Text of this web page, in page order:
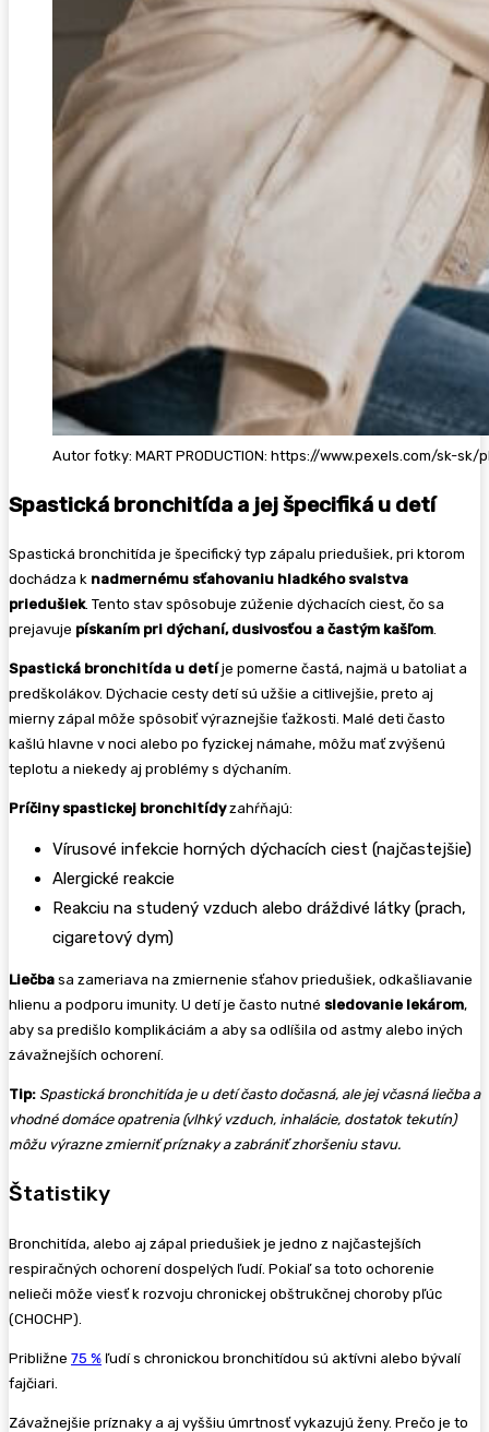
Autor fotky: MART PRODUCTION: https://www.pexels.com/sk-
Spastická bronchitída a jej špecifiká u detí
Spastická bronchitída je špecifický typ zápalu priedušiek, pri ktorom
dochádza k nadmernému sťahovaniu hladkého svalstva
priedušiek. Tento stav spôsobuje zúženie dýchacích ciest, čo sa
prejavuje pískaním pri dýchaní, dusivosťou a častým kašľom.
Spastická bronchitída u detíje pomerne častá, najmä u batoliat a
predškolákov. Dýchacie cesty detí sú užšie a citlivejšie, preto aj
mierny zápal môže spôsobiť výraznejšie ťažkosti. Malé deti často
kašlú hlavne v noci alebo po fyzickej námahe, môžu mať zvýšenú
teplotu a niekedy aj problémy s dýchaním.
Príčiny spastickej bronchitídyzahŕňajú:
Vírusové infekcie horných dýchacích ciest (najčastejšie)
Alergické reakcie
Reakciu na studený vzduch alebo dráždivé látky (prach,
cigaretový dym)
Liečba sa zameriava na zmiernenie sťahov priedušiek, odkašliavanie
hlienu a podporu imunity. U detí je často nutné sledovanie lekárom,
aby sa predišlo komplikáciám a aby sa odlíšila od astmy alebo iných
závažnejších ochorení.
Tip: Spastická bronchitída je u detí často dočasná, ale jej včasná liečba a
vhodné domáce opatrenia (vlhký vzduch, inhalácie, dostatok tekutín)
môžu výrazne zmierniť príznaky a zabrániť zhoršeniu stavu.
Štatistiky
Bronchitída, alebo aj zápal priedušiek je jedno z najčastejších
respiračných ochorení dospelých ľudí. Pokiaľ sa toto ochorenie
nelieči môže viesť k rozvoju chronickej obštrukčnej choroby pľúc
(CHOCHP).
Približne 75 % ľudí s chronickou bronchitídou sú aktívni alebo bývalí
fajčiari.
Závažnejšie príznaky a aj vyššiu úmrtnosť vykazujú ženy. Prečo je to